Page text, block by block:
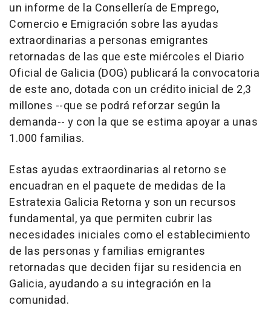
un informe de la Consellería de Emprego,
Comercio e Emigración sobre las ayudas
extraordinarias a personas emigrantes
retornadas de las que este miércoles el Diario
Oficial de Galicia (DOG) publicará la convocatoria
de este ano, dotada con un crédito inicial de 2,3
millones --que se podrá reforzar según la
demanda-- y con la que se estima apoyar a unas
1.000 familias.
Estas ayudas extraordinarias al retorno se
encuadran en el paquete de medidas de la
Estratexia Galicia Retorna y son un recursos
fundamental, ya que permiten cubrir las
necesidades iniciales como el establecimiento
de las personas y familias emigrantes
retornadas que deciden fijar su residencia en
Galicia, ayudando a su integración en la
comunidad.